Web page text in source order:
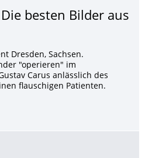
besten Bilder aus
Dresden, Sachsen.
"operieren" im
Carus anlässlich des
flauschigen Patienten.